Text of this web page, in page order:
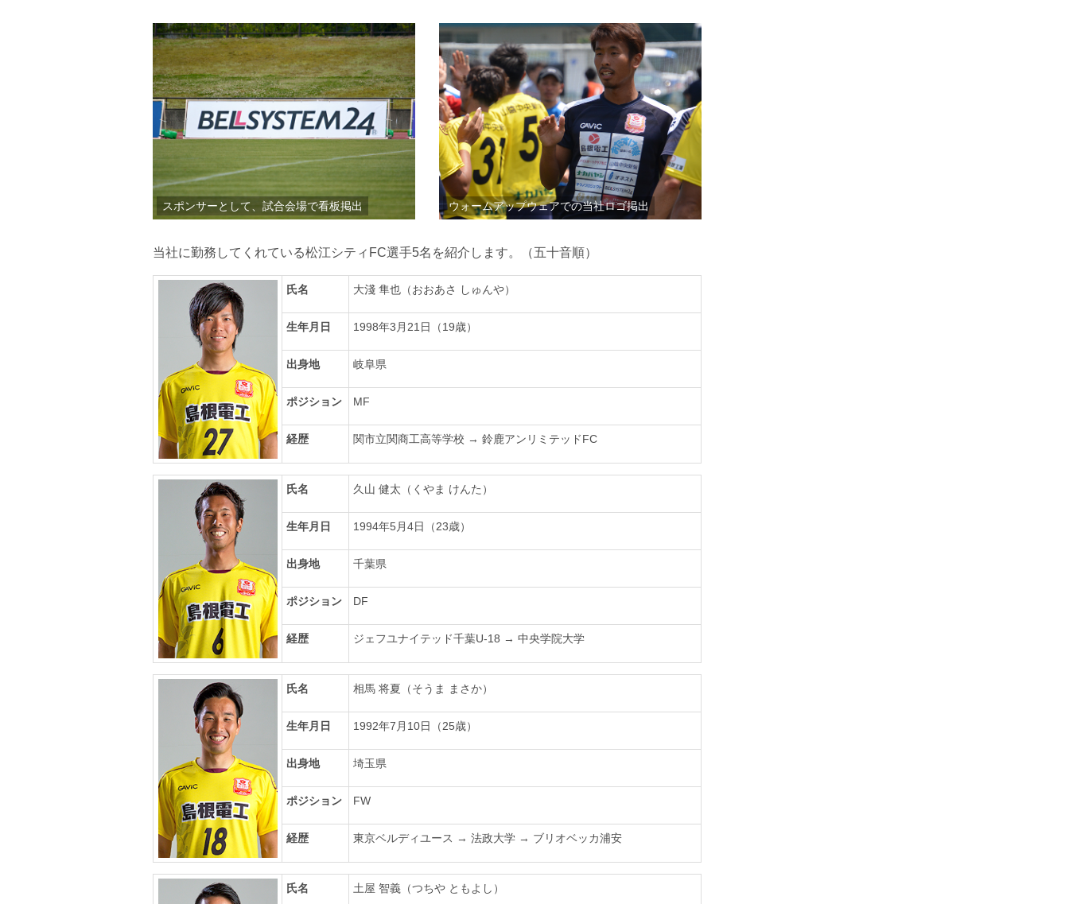
スポンサーとして、試合会場で看板掲出 ウォームアップウェアでの当社ロゴ掲出
当社に勤務してくれている松江シティFC選手5名を紹介します。（五十音順）
氏名 大淺 隼也（おおあさ しゅんや）
生年月日 1998年3月21日（19歳）
出身地 岐阜県
ポジション MF
経歴 関市立関商工高等学校 → 鈴鹿アンリミテッドFC
氏名 久山 健太（くやま けんた）
生年月日 1994年5月4日（23歳）
出身地 千葉県
ポジション DF
経歴 ジェフユナイテッド千葉U-18 → 中央学院大学
氏名 相馬 将夏（そうま まさか）
生年月日 1992年7月10日（25歳）
出身地 埼玉県
ポジション FW
経歴 東京ベルディユース → 法政大学 → ブリオベッカ浦安
氏名 土屋 智義（つちや ともよし）